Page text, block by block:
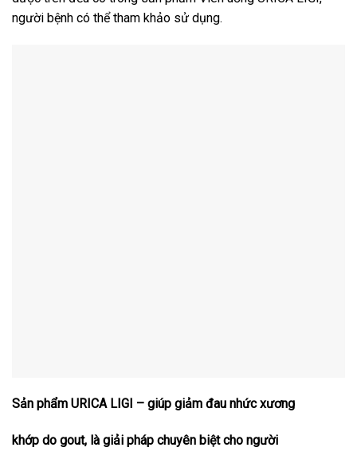
người bệnh có thể tham khảo sử dụng.
Sản phẩm URICA LIGI – giúp giảm đau nhức xương
khớp do gout, là giải pháp chuyên biệt cho người